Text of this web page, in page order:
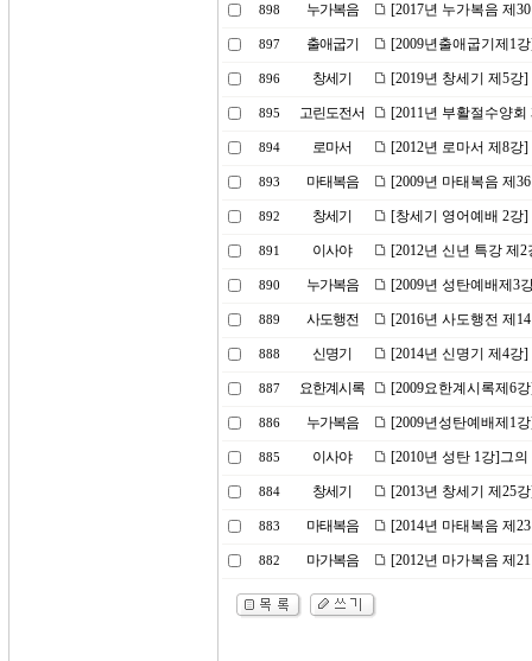
898 누가복음 [2017년 누가복음 제
897 출애굽기 [2009년출애굽기제1
896 창세기 [2019년 창세기 제5강
895 고린도전서 [2011년 부활절수양
894 로마서 [2012년 로마서 제8강
893 마태복음 [2009년 마태복음 제
892 창세기 [창세기 영어예배 2강]
891 이사야 [2012년 신년 특강 제
890 누가복음 [2009년 성탄예배제3
889 사도행전 [2016년 사도행전 제
888 신명기 [2014년 신명기 제4강
887 요한계시록 [2009요한계시록제6
886 누가복음 [2009년성탄예배제1
885 이사야 [2010년 성탄 1강]그
884 창세기 [2013년 창세기 제25
883 마태복음 [2014년 마태복음 제
882 마가복음 [2012년 마가복음 제